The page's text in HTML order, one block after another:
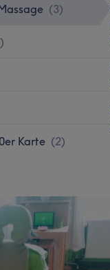
(3)
)
Karte (2)